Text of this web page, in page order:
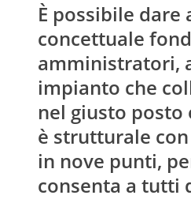
È possibile
concettuale
amministratori,
impianto che
nel giusto posto
è strutturale
in nove punti,
consenta a tutti